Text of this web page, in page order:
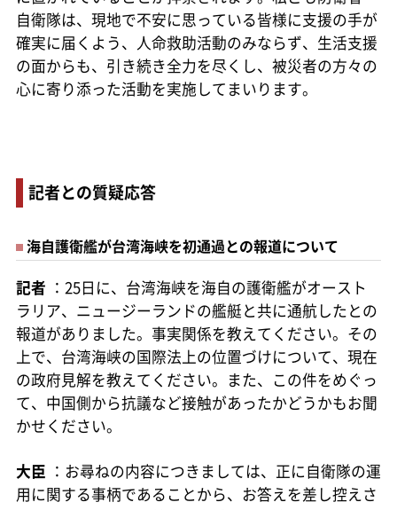
自衛隊は、現地で不安に思っている皆様に支援の手が
確実に届くよう、人命救助活動のみならず、生活支援
の面からも、引き続き全力を尽くし、被災者の方々の
心に寄り添った活動を実施してまいります。
記者との質疑応答
海自護衛艦が台湾海峡を初通過との報道について
記者 ：25日に、台湾海峡を海自の護衛艦がオースト
ラリア、ニュージーランドの艦艇と共に通航したとの
報道がありました。事実関係を教えてください。その
上で、台湾海峡の国際法上の位置づけについて、現在
の政府見解を教えてください。また、この件をめぐっ
て、中国側から抗議など接触があったかどうかもお聞
かせください。
大臣 ：お尋ねの内容につきましては、正に自衛隊の運
用に関する事柄であることから、お答えを差し控えさ